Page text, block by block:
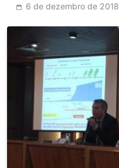
6 de dezembro de 2018